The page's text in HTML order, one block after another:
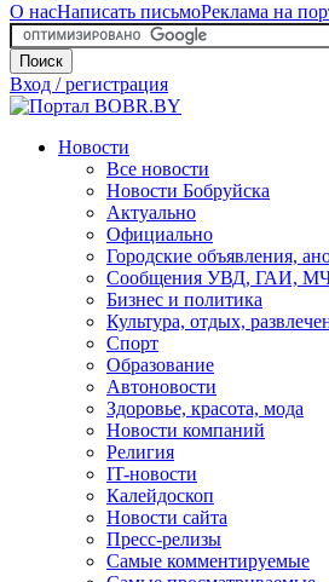
О насНаписать письмоРеклама на
Поиск
Вход / регистрация
Новости
Все новости
Новости Бобруйска
Актуально
Официально
Городские объявления,
Сообщения УВД, ГАИ,
Бизнес и политика
Культура, отдых,
Спорт
Образование
Автоновости
Здоровье, красота, мода
Новости компаний
Религия
IT-новости
Калейдоскоп
Новости сайта
Пресс-релизы
Самые комментируемые